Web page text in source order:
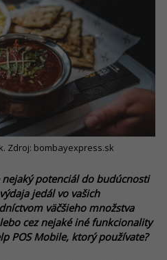
Zdroj: bombayexpress.sk
nejaký potenciál do budúcnosti
jedál vo vašich
väčšieho množstva
cez nejaké iné funkcionality
POS Mobile, ktorý používate?